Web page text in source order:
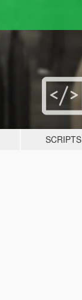
SCRIPTS